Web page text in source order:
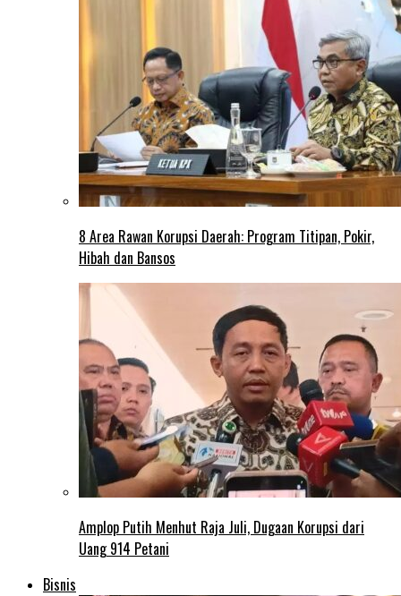
8 Area Rawan Korupsi Daerah: Program Titipan, Pokir,
Hibah dan Bansos
Amplop Putih Menhut Raja Juli, Dugaan Korupsi dari
Uang 914 Petani
Bisnis